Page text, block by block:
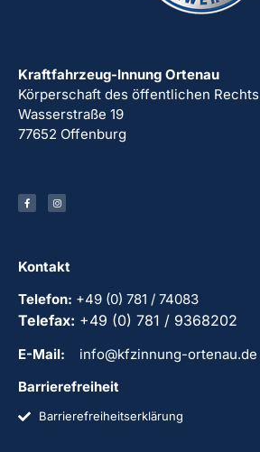
Kraftfahrzeug-Innung Ortenau
Körperschaft des öffentlichen Rechts
Wasserstraße 19
77652 Offenburg
Kontakt
Telefon: +49 (0) 781 / 74083
Telefax: +49 (0) 781 / 9368202
E-Mail:
info@kfzinnung-ortenau.de
Barrierefreiheit
Barrierefreiheitserklärung